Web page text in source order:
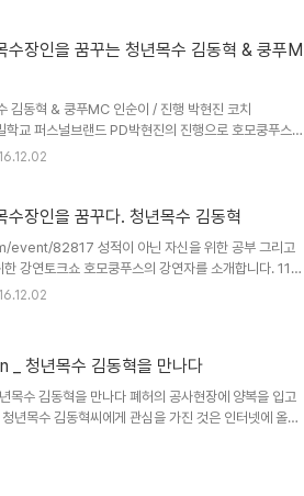
해밀학교 인순이 이사장님이 토크쇼도 진행하실거랍니
상을 들려주기 위해서 (사)인순이와 좋은사람들에서
장인을 꿈꾸는 청년목수 김동혁 & 쿵푸M
김동혁 & 쿵푸MC 인순이 / 진행 박현진 코치
교 퍼스널브랜드 PD박현진의 진행으로 호모쿵푸스 3
푸다. 몸과 마음을 수련해 어떤 일에 대해 탁월한 경지
버지를 따라 시작한 목수 일.그리고, 16년차 경력의 베
동혁 강의 목수의 일과 그가 지금의 경력이 되기까지의
장인을 꿈꾸다. 청년목수 김동혁
82817 성적이 아닌 자신을 위한 공부 그리고
강연토크쇼 호모쿵푸스의 강연자를 소개합니다. 11월
다. 17살에 목수를 시작해서 지금은 33살에 경력 16년
강연 후에는 해밀학교 인순이 이사장님이 토크쇼
3학생들에게 넓은 세상을 들려주기..
_ 청년목수 김동혁을 만나다
수 김동혁을 만나다 폐허의 공사현장에 양복을 입고
년목수 김동혁씨에게 관심을 가진 것은 인터넷에 올라
저렇게 섹시한 거였나?이후로 그의 SNS를 발견했